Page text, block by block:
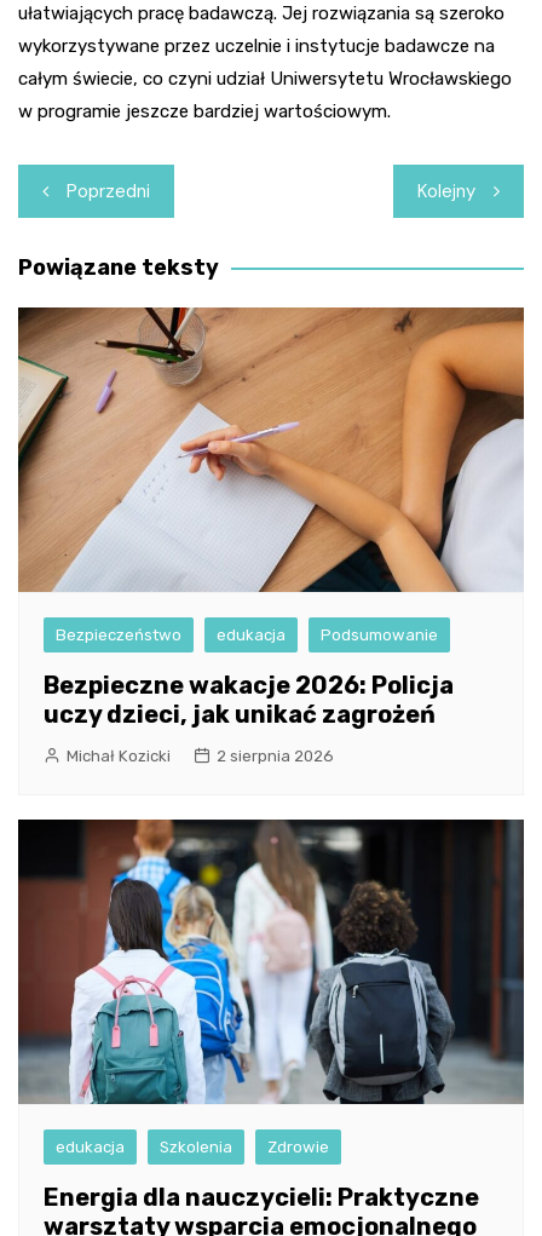
ułatwiających pracę badawczą. Jej rozwiązania są szeroko
wykorzystywane przez uczelnie i instytucje badawcze na
całym świecie, co czyni udział Uniwersytetu Wrocławskiego
w programie jeszcze bardziej wartościowym.
Nawigacja
wpisu
Poprzedni Kolejny
Powiązane teksty
Bezpieczeństwo edukacja Podsumowanie
Bezpieczne wakacje 2026: Policja
uczy dzieci, jak unikać zagrożeń
Michał Kozicki 2 sierpnia 2026
edukacja Szkolenia Zdrowie
Energia dla nauczycieli: Praktyczne
warsztaty wsparcia emocjonalnego